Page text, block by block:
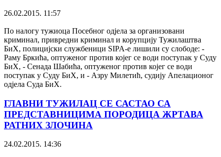
26.02.2015. 11:57
По налогу тужиоца Посебног одјела за организовани
криминал, привредни криминал и корупцију Тужилаштва
БиХ, полицијски службеници SIPA-е лишили су слободе: -
Раму Бркића, оптуженог против којег се води поступак у Суду
БиХ, - Сенада Шабића, оптуженог против којег се води
поступак у Суду БиХ, и - Азру Милетић, судију Апелационог
одјела Суда БиХ.
ГЛАВНИ ТУЖИЛАЦ СЕ САСТАО СА
ПРЕДСТАВНИЦИМА ПОРОДИЦА ЖРТАВА
РАТНИХ ЗЛОЧИНА
24.02.2015. 14:36